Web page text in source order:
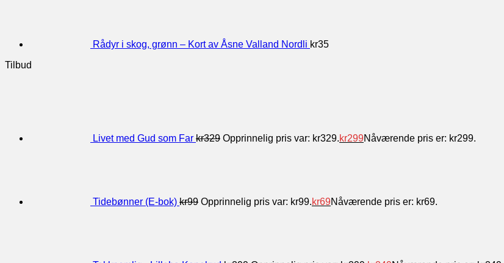
Rådyr i skog, grønn – Kort av Åsne Valland Nordli kr35
Tilbud
Livet med Gud som Far kr329 Opprinnelig pris var: kr329.kr299Nåværende pris er: kr299.
Tidebønner (E-bok) kr99 Opprinnelig pris var: kr99.kr69Nåværende pris er: kr69.